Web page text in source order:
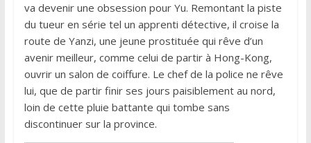
va devenir une obsession pour Yu. Remontant la piste
du tueur en série tel un apprenti détective, il croise la
route de Yanzi, une jeune prostituée qui rêve d’un
avenir meilleur, comme celui de partir à Hong-Kong,
ouvrir un salon de coiffure. Le chef de la police ne rêve
lui, que de partir finir ses jours paisiblement au nord,
loin de cette pluie battante qui tombe sans
discontinuer sur la province.